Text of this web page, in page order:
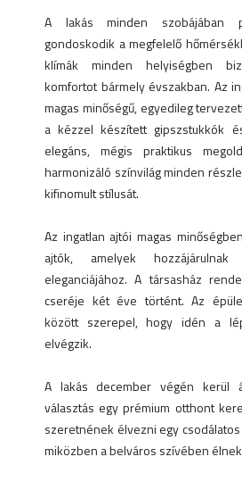
A lakás minden szobájában
gondoskodik a megfelelő
klímák minden helyiségben
komfortot bármely évszakban. Az
magas minőségű, egyedileg
a kézzel készített gipszstukkók
elegáns, mégis praktikus
harmonizáló színvilág minden
kifinomult stílusát.
Az ingatlan ajtói magas
ajtók, amelyek
eleganciájához. A társasház
cseréje két éve történt. Az
között szerepel, hogy idén a
elvégzik.
A lakás december végén kerül
választás egy prémium otthont
szeretnének élvezni egy
miközben a belváros szívében